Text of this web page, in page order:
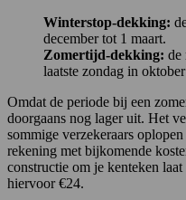
Winterstop-dekking:
december tot 1 maart.
Zomertijd-dekking: de
laatste zondag in
Omdat de periode bij een
doorgaans nog lager uit. Het
sommige verzekeraars
rekening met bijkomende
constructie om je kenteken
hiervoor €24.